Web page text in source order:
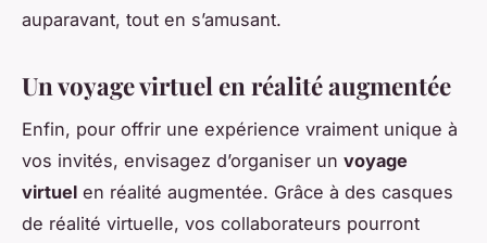
auparavant, tout en s’amusant.
Un voyage virtuel en réalité augmentée
Enfin, pour offrir une expérience vraiment unique à
vos invités, envisagez d’organiser un voyage
virtuel en réalité augmentée. Grâce à des casques
de réalité virtuelle, vos collaborateurs pourront